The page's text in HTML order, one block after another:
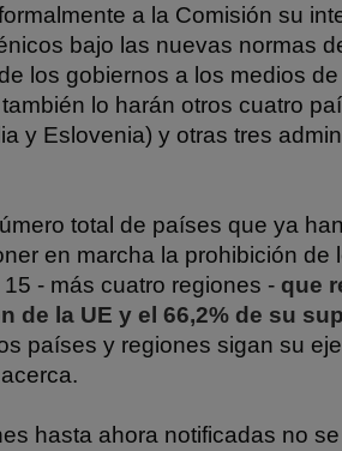
a la Comisión su
bajo las nuevas normas
los gobiernos a los medios
lo harán otros cuatro
y Eslovenia) y otras tres
total de países que ya
en marcha la prohibición de
- más cuatro regiones - que
de la UE y el 66,2% de su
países y regiones sigan su
hasta ahora notificadas no